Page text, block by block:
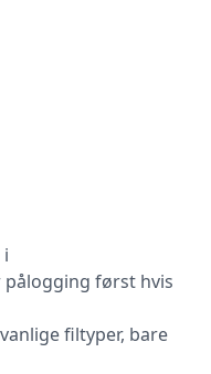
i
først hvis
filtyper, bare